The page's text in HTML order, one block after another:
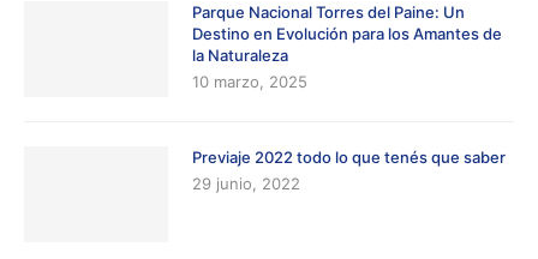
Parque Nacional Torres del Paine: Un
Destino en Evolución para los Amantes de
la Naturaleza
10 marzo, 2025
Previaje 2022 todo lo que tenés que saber
29 junio, 2022